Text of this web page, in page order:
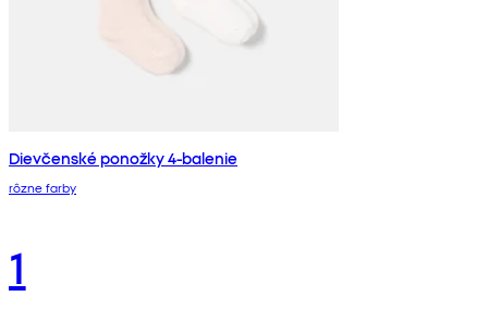
Dievčenské ponožky 4-balenie
rôzne farby
1